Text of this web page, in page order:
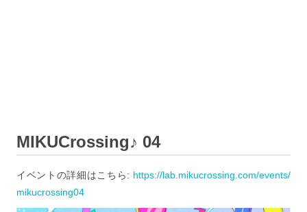
MIKUCrossing♪ 04
イベントの詳細はこちら: https://lab.mikucrossing.com/events/
mikucrossing04